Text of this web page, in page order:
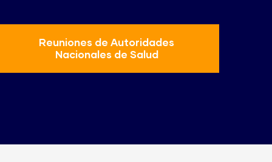
Reuniones de Autoridades
Nacionales de Salud